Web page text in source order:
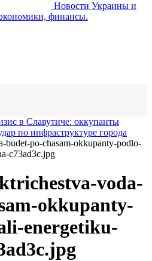
Новости Украины и
финансы.
в Славутиче: оккупанты
по инфраструктуре города
budet-po-chasam-okkupanty-podlo-
c73ad3c.jpg
voda-
okkupanty-
energetiku-